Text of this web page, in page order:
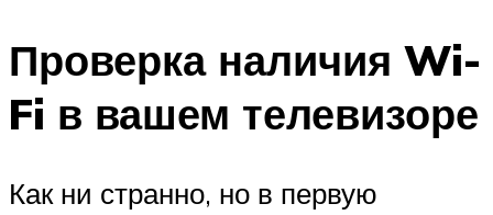
Проверка наличия Wi-
Fi в вашем телевизоре
Как ни странно, но в первую